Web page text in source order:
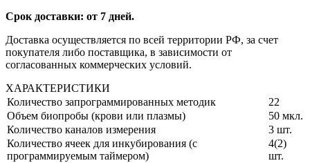
Срок доставки: от 7 дней.
Доставка осуществляется по всей территории РФ, за счет
покупателя либо поставщика, в зависимости от
согласованных коммерческих условий.
ХАРАКТЕРИСТИКИ
Количество запрограммированных методик
22
Объем биопробы (крови или плазмы)
50 мкл.
Количество каналов измерения
3 шт.
Количество ячеек для инкубирования (с
программируемым таймером)
4(2)
шт.